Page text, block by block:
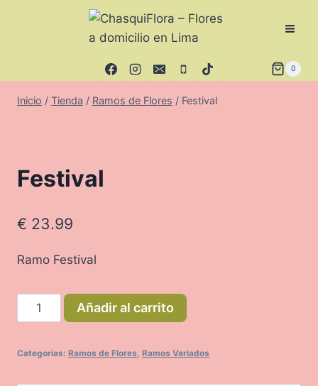
0
Inicio / Tienda / Ramos de Flores / Festival
Festival
€ 23.99
Ramo Festival
Festival
cantidad
Añadir al carrito
Categorías: Ramos de Flores Ramos Variados